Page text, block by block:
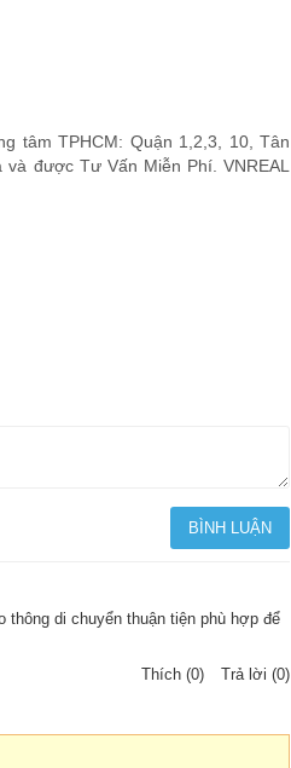
tâm TPHCM: Quận 1,2,3, 10, Tân
được Tư Vấn Miễn Phí. VNREAL
thông di chuyển thuận tiện phù hợp để
Thích (0)
Trả lời (0)